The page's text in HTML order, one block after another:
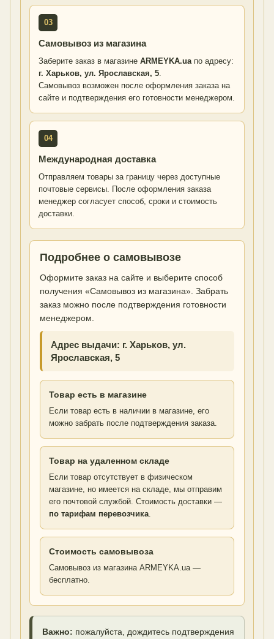
03
Самовывоз из магазина
Заберите заказ в магазине ARMEYKA.ua по адресу:
г. Харьков, ул. Ярославская, 5
Самовывоз возможен после оформления заказа на
сайте и подтверждения его готовности менеджером.
04
Международная доставка
Отправляем товары за границу через доступные
почтовые сервисы. После оформления заказа
менеджер согласует способ, сроки и стоимость
доставки.
Подробнее о самовывозе
Оформите заказ на сайте и выберите способ
получения «Самовывоз из магазина». Забрать
заказ можно после подтверждения готовности
менеджером.
Адрес выдачи: г. Харьков, ул.
Ярославская, 5
Товар есть в магазине
Если товар есть в наличии в магазине, его
можно забрать после подтверждения заказа.
Товар на удаленном складе
Если товар отсутствует в физическом
магазине, но имеется на складе, мы отправим
его почтовой службой. Стоимость доставки —
по тарифам перевозчика
Стоимость самовывоза
Самовывоз из магазина ARMEYKA.ua —
бесплатно.
Важно: пожалуйста, дождитесь подтверждения